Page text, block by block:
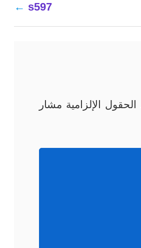
s597
الحقول الإلزامية مشار